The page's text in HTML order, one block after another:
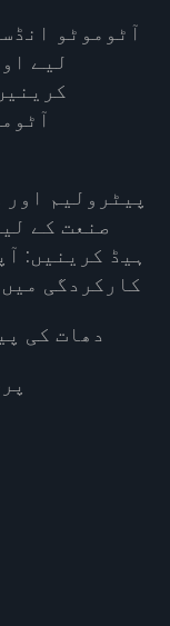
آٹوموٹو
لیے
پیٹرولیم
صنعت کے
ہیڈ کرینیں:
کارکردگی
دھات کی